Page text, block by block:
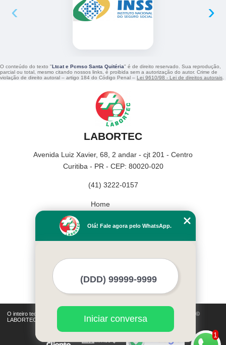
‹ ›
O conteúdo do texto " Ltcat e Pcmso Santa Quitéria" é de direito reservado. Sua reprodução,
parcial ou total, mesmo citando nossos links, é proibida sem a autorização do autor. Crime de
violação de direito autoral – artigo 184 do Código Penal – Lei 9610/98 - Lei de direitos autorais.
LABORTEC
Avenida Luiz Xavier, 68, 2 andar - cjt 201 - Centro
Curitiba - PR - CEP: 80020-020
(41) 3222-0157
Home
Missão
O inteiro teor deste site está sujeito à proteção de direitos autorais. Copyright©
LABORTEC (Lei 9610 de 19/02/1998)
1
Olá! Fale agora pelo WhatsApp.
Iniciar conversa